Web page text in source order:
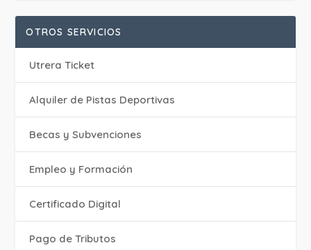
OTROS SERVICIOS
Utrera Ticket
Alquiler de Pistas Deportivas
Becas y Subvenciones
Empleo y Formación
Certificado Digital
Pago de Tributos